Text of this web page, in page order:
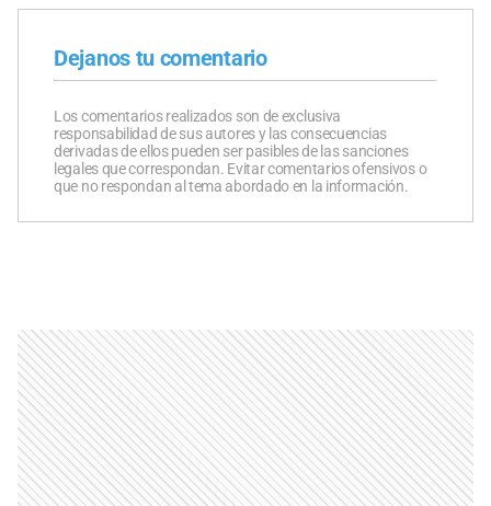
Dejanos tu comentario
Los comentarios realizados son de exclusiva
responsabilidad de sus autores y las consecuencias
derivadas de ellos pueden ser pasibles de las sanciones
legales que correspondan. Evitar comentarios ofensivos o
que no respondan al tema abordado en la información.